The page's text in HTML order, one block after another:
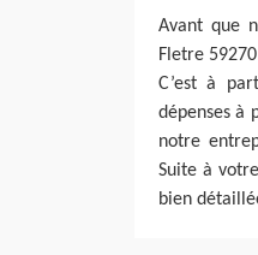
Avant que
Fletre
C’est à
dépenses à
notre
Suite à
bien